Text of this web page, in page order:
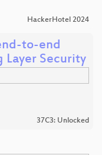
HackerHotel 2024
to-end
Layer Security
37C3: Unlocked